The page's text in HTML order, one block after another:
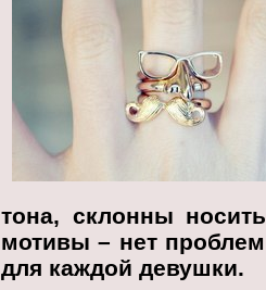
тона, склонны
мотивы – нет
для каждой девушки.